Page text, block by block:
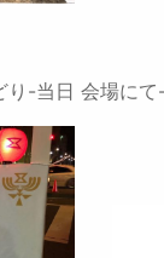
り-当日 会場にて-